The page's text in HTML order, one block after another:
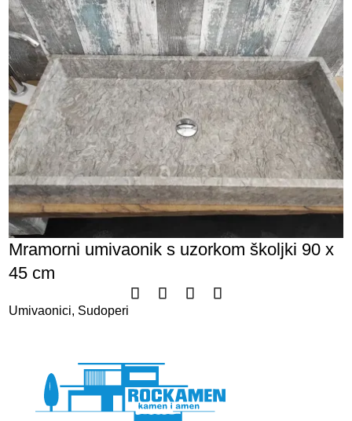
Mramorni umivaonik s uzorkom školjki 90 x
45 cm
Umivaonici, Sudoperi